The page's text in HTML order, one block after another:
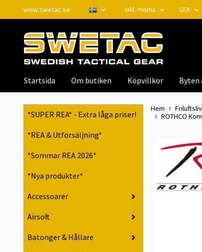
www.swetac.se Inkl. moms SEK
Startsida Om butiken Köpvillkor Byten
*SUPER REA* - Extra låga priser!
*REA & Utförsäljning*
*Sommar REA 2026*
*Nya produkter*
Accessoarer
Airsoft
Batonger & Hållare
Hem
ROTHCO